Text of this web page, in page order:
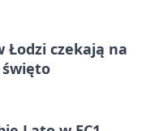
Łodzi czekają na
święto